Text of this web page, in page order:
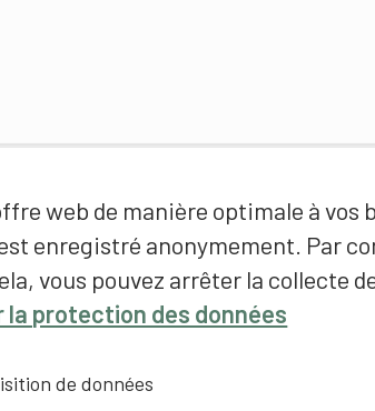
web de manière optimale à vos
enregistré anonymement. Par
vous pouvez arrêter la
la protection des données
de données